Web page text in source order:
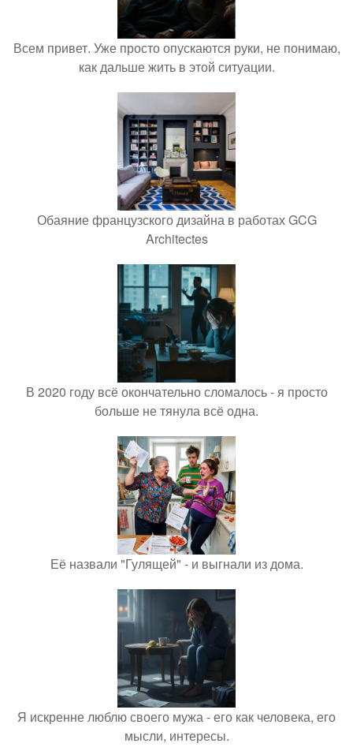
Всем привет. Уже просто опускаются руки, не понимаю,
как дальше жить в этой ситуации.
Обаяние французского дизайна в работах GCG
Architectes
В 2020 году всё окончательно сломалось - я просто
больше не тянула всё одна.
Её назвали "Гулящей" - и выгнали из дома.
Я искренне люблю своего мужа - его как человека, его
мысли, интересы.